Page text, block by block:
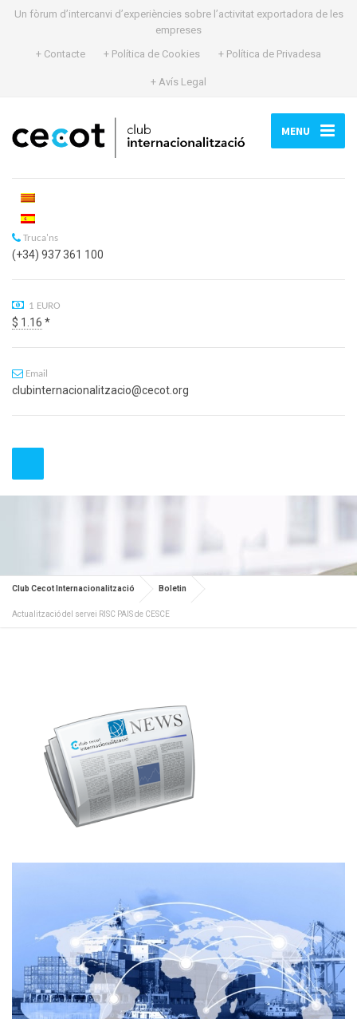
Un fòrum d’intercanvi d’experiències sobre l’activitat exportadora de les
empreses
+ Contacte
+ Política de Cookies + Política de Privadesa
+ Avís Legal
MENU
Truca'ns
(+34) 937 361 100
1 EURO
$ 1.16 *
Email
clubinternacionalitzacio@cecot.org
Club Cecot Internacionalització Boletin
Actualització del servei RISC PAIS de CESCE